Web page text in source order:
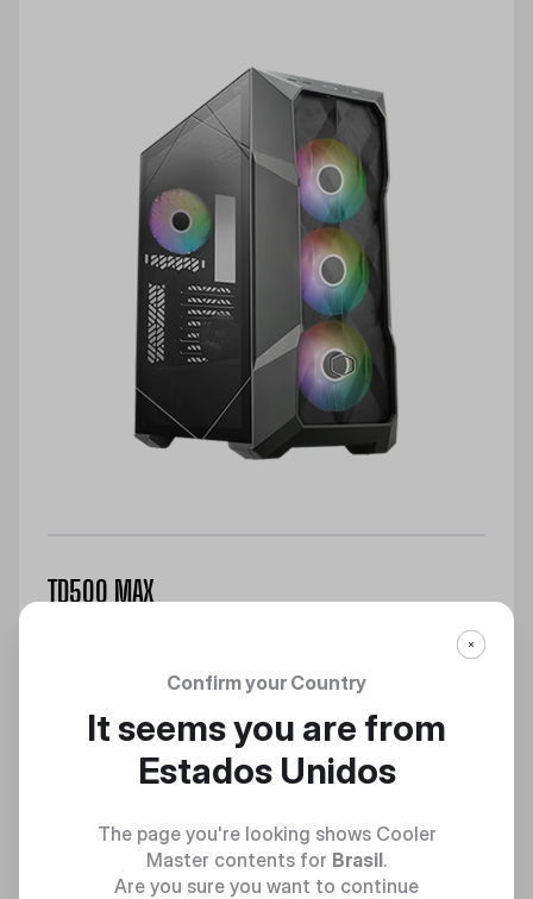
TD500 MAX
Confirm your Country
It seems you are from
Estados Unidos
The page you're looking shows Cooler
Master contents for Brasil.
Are you sure you want to continue